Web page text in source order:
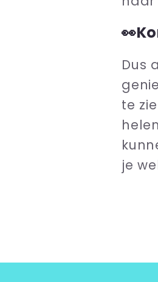
👀
Dus
te
je